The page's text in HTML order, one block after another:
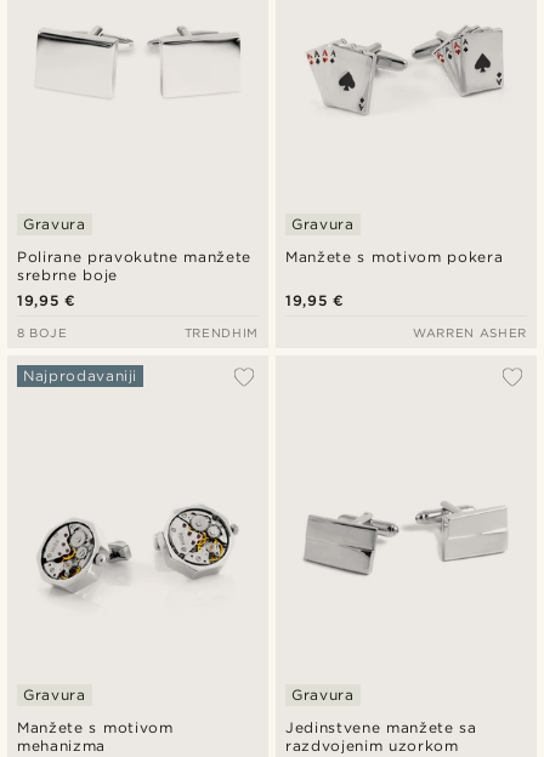
Polirane pravokutne manžete
srebrne boje
Gravura
19,95 €
8 BOJE TRENDHIM
Manžete s motivom pokera
Gravura
19,95 €
WARREN ASHER
Manžete s motivom
mehanizma
Najprodavaniji
Gravura
Jedinstvene manžete sa
razdvojenim uzorkom
Gravura